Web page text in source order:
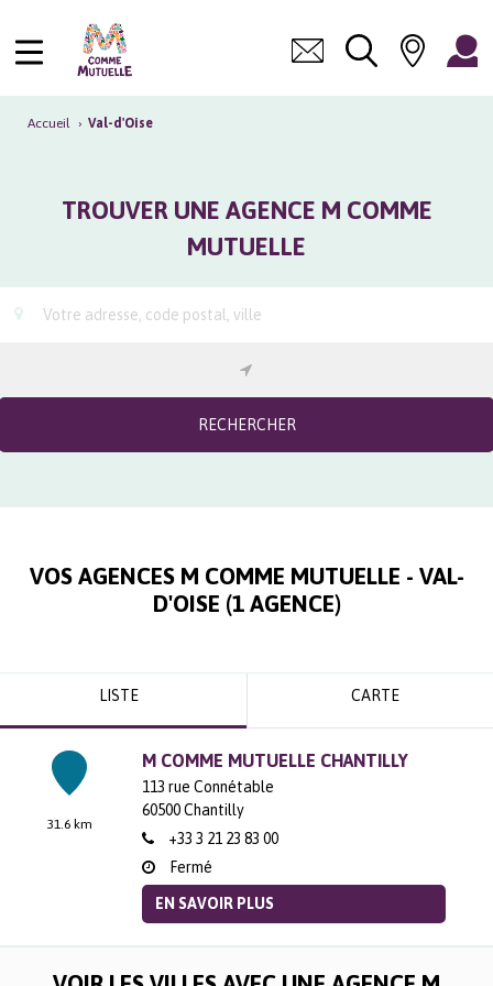
Accueil › Val-d'Oise
TROUVER UNE AGENCE M COMME
MUTUELLE
RECHERCHER
VOS AGENCES M COMME MUTUELLE - VAL-
D'OISE (1 AGENCE)
LISTE CARTE
31.6 km
M COMME MUTUELLE CHANTILLY
113 rue Connétable
60500Chantilly
+33 3 21 23 83 00
Fermé
EN SAVOIR PLUS